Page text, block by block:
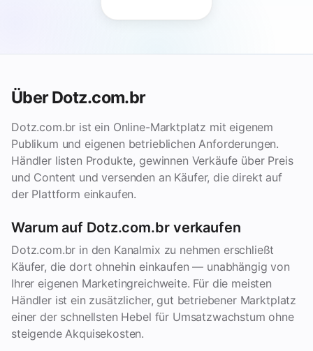
Über Dotz.com.br
Dotz.com.br ist ein Online-Marktplatz mit eigenem
Publikum und eigenen betrieblichen Anforderungen.
Händler listen Produkte, gewinnen Verkäufe über Preis
und Content und versenden an Käufer, die direkt auf
der Plattform einkaufen.
Warum auf Dotz.com.br verkaufen
Dotz.com.br in den Kanalmix zu nehmen erschließt
Käufer, die dort ohnehin einkaufen — unabhängig von
Ihrer eigenen Marketingreichweite. Für die meisten
Händler ist ein zusätzlicher, gut betriebener Marktplatz
einer der schnellsten Hebel für Umsatzwachstum ohne
steigende Akquisekosten.